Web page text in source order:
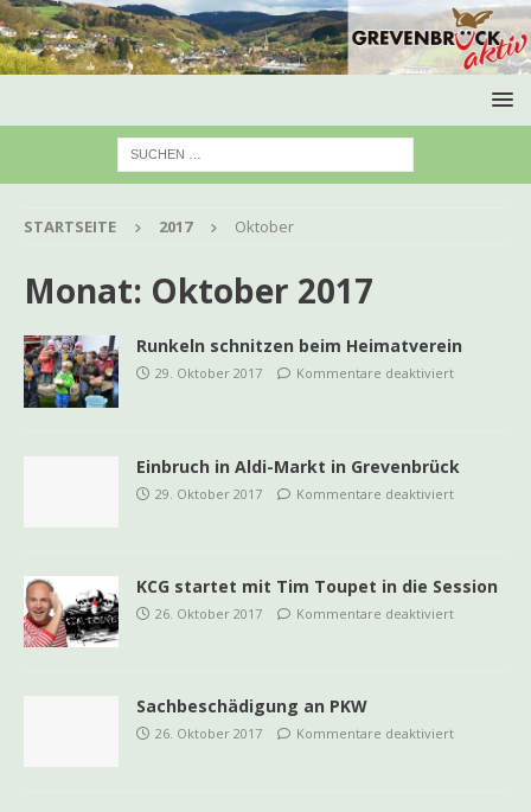
STARTSEITE 2017 Oktober
Monat: Oktober 2017
Runkeln schnitzen beim Heimatverein
29. Oktober 2017 Kommentare deaktiviert
Einbruch in Aldi-Markt in Grevenbrück
29. Oktober 2017 Kommentare deaktiviert
KCG startet mit Tim Toupet in die Session
26. Oktober 2017 Kommentare deaktiviert
Sachbeschädigung an PKW
26. Oktober 2017 Kommentare deaktiviert